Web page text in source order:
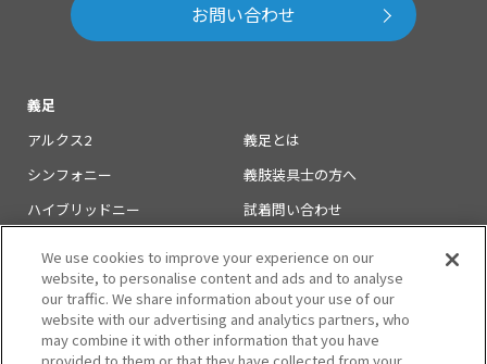
お問い合わせ
義足
アルクス2
シンフォニー
ハイブリッドニー
義足とは
義肢装具士の方へ
試着問い合わせ
義足のお知らせ
学会発表・論文一覧
We use cookies to improve your experience on our
website, to personalise content and ads and to analyse
our traffic. We share information about your use of our
website with our advertising and analytics partners, who
may combine it with other information that you have